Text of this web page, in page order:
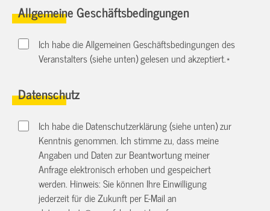
Allgemeine Geschäftsbedingungen
Ich habe die Allgemeinen Geschäftsbedingungen des
Veranstalters (siehe unten) gelesen und akzeptiert.*
Datenschutz
Ich habe die Datenschutzerklärung (siehe unten) zur
Kenntnis genommen. Ich stimme zu, dass meine
Angaben und Daten zur Beantwortung meiner
Anfrage elektronisch erhoben und gespeichert
werden. Hinweis: Sie können Ihre Einwilligung
jederzeit für die Zukunft per E-Mail an